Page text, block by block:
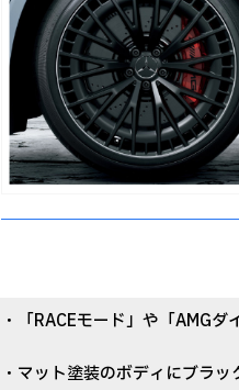
・「RACEモード」や「AMG
・マット塗装のボディにブラ